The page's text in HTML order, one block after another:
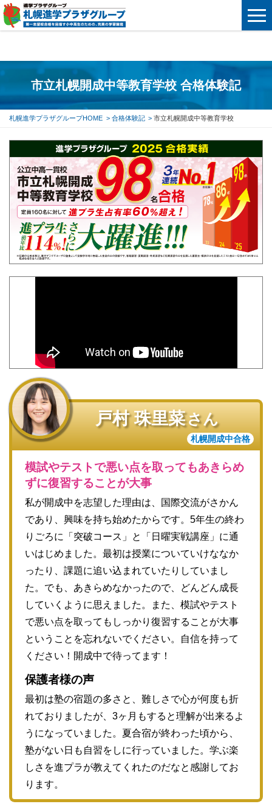
市立札幌開成中等教育学校 合格体験記
札幌進学プラザグループHOME 合格体験記 市立札幌開成中等教育学校
戸村 珠里菜さん
札幌開成中合格
模試やテストで悪い点を取ってもあきらめ
ずに復習することが大事
私が開成中を志望した理由は、国際交流がさかん
であり、興味を持ち始めたからです。5年生の終わ
りごろに「突破コース」と「日曜実戦講座」に通
いはじめました。最初は授業についていけななか
ったり、課題に追い込まれていたりしていまし
た。でも、あきらめなかったので、どんどん成長
していくように思えました。また、模試やテスト
で悪い点を取ってもしっかり復習することが大事
ということを忘れないでください。自信を持って
ください！開成中で待ってます！
保護者様の声
最初は塾の宿題の多さと、難しさで心が何度も折
れておりましたが、3ヶ月もすると理解が出来るよ
うになっていました。夏合宿が終わった頃から、
塾がない日も自習をしに行っていました。学ぶ楽
しさを進プラが教えてくれたのだなと感謝してお
ります。